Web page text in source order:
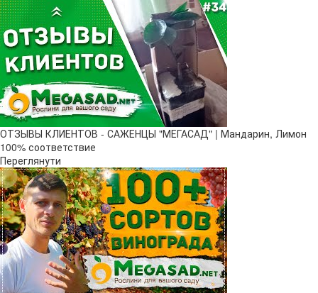
ОТЗЫВЫ КЛИЕНТОВ - САЖЕНЦЫ "МЕГАСАД" | Мандарин, Лимон
100% соответствие
Переглянути